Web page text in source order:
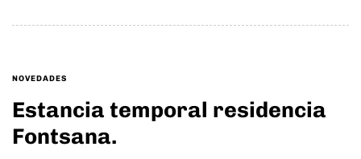
TAGS
NOVEDADES
Estancia temporal residencia
Fontsana.